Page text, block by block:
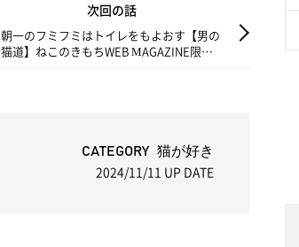
次回の話
朝一のフミフミはトイレをもよおす【男の
猫道】ねこのきもちWEB MAGAZINE限定
CATEGORY 猫が好き
2024/11/11 UP DATE